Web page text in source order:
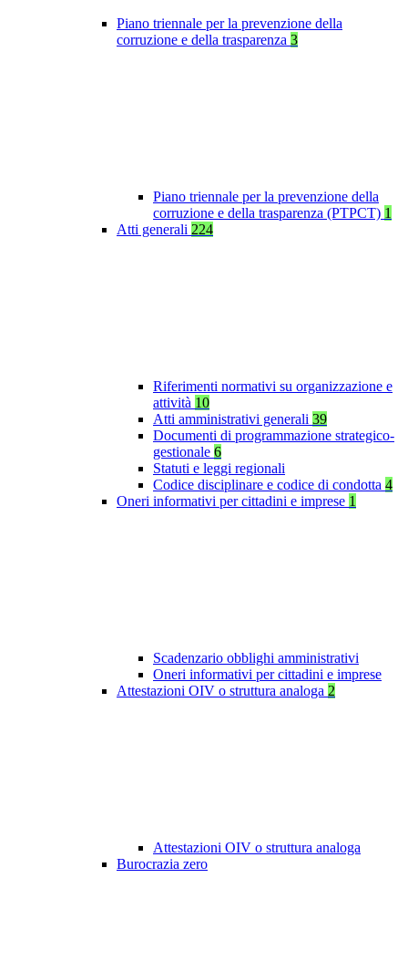
Piano triennale per la prevenzione della
corruzione e della trasparenza 3
Piano triennale per la prevenzione della
corruzione e della trasparenza (PTPCT) 1
Atti generali 224
Riferimenti normativi su organizzazione e
attività 10
Atti amministrativi generali 39
Documenti di programmazione strategico-
gestionale 6
Statuti e leggi regionali
Codice disciplinare e codice di condotta 4
Oneri informativi per cittadini e imprese 1
Scadenzario obblighi amministrativi
Oneri informativi per cittadini e imprese
Attestazioni OIV o struttura analoga 2
Attestazioni OIV o struttura analoga
Burocrazia zero